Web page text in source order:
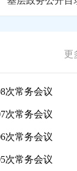
更
次常务会议
次常务会议
次常务会议
次常务会议